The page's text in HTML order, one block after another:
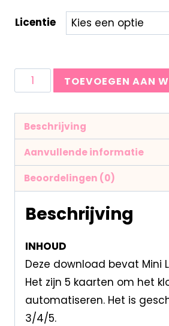
Licentie
TOEVOEGEN AAN
Beschrijving
Aanvullende informatie
Beoordelingen (0)
Beschrijving
INHOUD
Deze download bevat Mini
Het zijn 5 kaarten om het
automatiseren. Het is
3/4/5.